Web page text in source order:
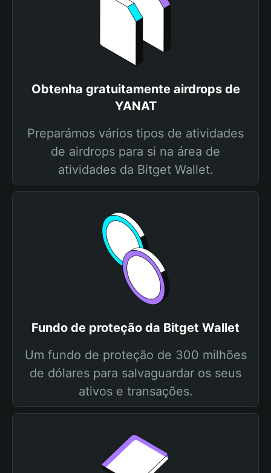
Obtenha gratuitamente airdrops de
YANAT
Preparámos vários tipos de atividades
de airdrops para si na área de
atividades da Bitget Wallet.
Fundo de proteção da Bitget Wallet
Um fundo de proteção de 300 milhões
de dólares para salvaguardar os seus
ativos e transações.